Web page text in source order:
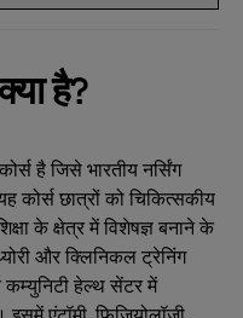
है?
है जिसे भारतीय नर्सिंग
कोर्स छात्रों को चिकित्सकीय
के क्षेत्र में विशेषज्ञ बनाने के
और क्लिनिकल ट्रेनिंग
कम्युनिटी हेल्थ सेंटर में